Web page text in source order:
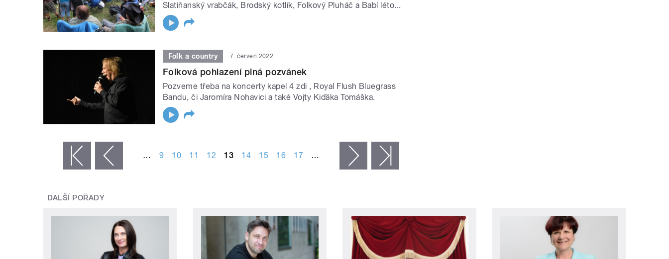
Slatiňanský vrabčák, Brodský kotlík, Folkový Pluháč a Babí léto...
Folk a country 7. červen 2022
Folková pohlazení plná pozvánek
Pozveme třeba na koncerty kapel 4 zdi , Royal Flush Bluegrass
Bandu, či Jaromíra Nohavici a také Vojty Kiďáka Tomáška.
‹ předchozí … 9 10 11 12 13 14 15 16 17 … následující ›
DALŠÍ POŘADY